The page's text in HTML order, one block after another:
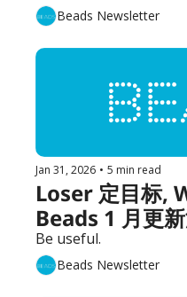
Beads Newsletter
Jan 31, 2026 • 5 min read
Loser 定目标,
Beads 1 月更
Be useful.
Beads Newsletter